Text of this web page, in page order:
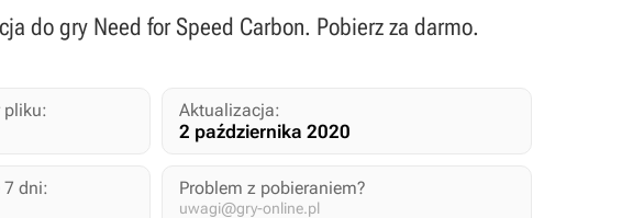
do gry Need for Speed Carbon. Pobierz za darmo.
pliku: Aktualizacja:
2 października 2020
7 dni: Problem z pobieraniem?
uwagi@gry-online.pl